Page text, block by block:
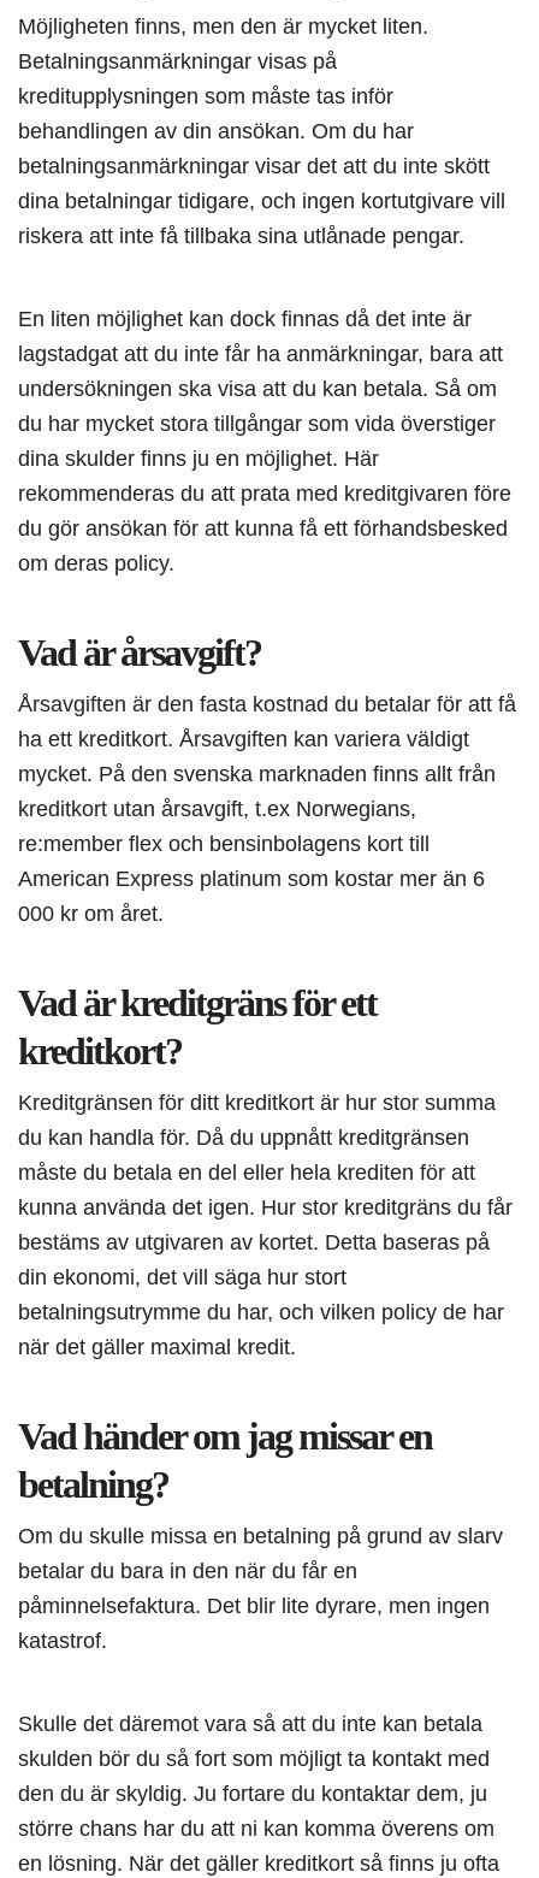
Möjligheten finns, men den är mycket liten.
Betalningsanmärkningar visas på
kreditupplysningen som måste tas inför
behandlingen av din ansökan. Om du har
betalningsanmärkningar visar det att du inte skött
dina betalningar tidigare, och ingen kortutgivare vill
riskera att inte få tillbaka sina utlånade pengar.
En liten möjlighet kan dock finnas då det inte är
lagstadgat att du inte får ha anmärkningar, bara att
undersökningen ska visa att du kan betala. Så om
du har mycket stora tillgångar som vida överstiger
dina skulder finns ju en möjlighet. Här
rekommenderas du att prata med kreditgivaren före
du gör ansökan för att kunna få ett förhandsbesked
om deras policy.
Vad är årsavgift?
Årsavgiften är den fasta kostnad du betalar för att få
ha ett kreditkort. Årsavgiften kan variera väldigt
mycket. På den svenska marknaden finns allt från
kreditkort utan årsavgift, t.ex Norwegians,
re:member flex och bensinbolagens kort till
American Express platinum som kostar mer än 6
000 kr om året.
Vad är kreditgräns för ett
kreditkort?
Kreditgränsen för ditt kreditkort är hur stor summa
du kan handla för. Då du uppnått kreditgränsen
måste du betala en del eller hela krediten för att
kunna använda det igen. Hur stor kreditgräns du får
bestäms av utgivaren av kortet. Detta baseras på
din ekonomi, det vill säga hur stort
betalningsutrymme du har, och vilken policy de har
när det gäller maximal kredit.
Vad händer om jag missar en
betalning?
Om du skulle missa en betalning på grund av slarv
betalar du bara in den när du får en
påminnelsefaktura. Det blir lite dyrare, men ingen
katastrof.
Skulle det däremot vara så att du inte kan betala
skulden bör du så fort som möjligt ta kontakt med
den du är skyldig. Ju fortare du kontaktar dem, ju
större chans har du att ni kan komma överens om
en lösning. När det gäller kreditkort så finns ju ofta